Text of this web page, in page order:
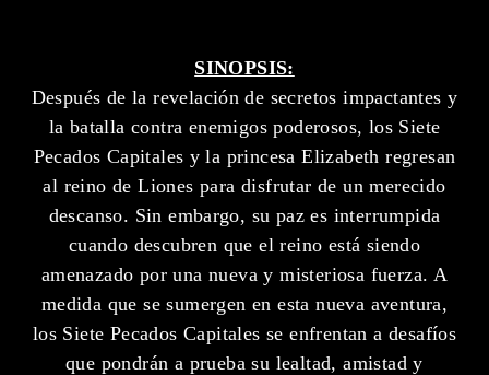
SINOPSIS:
Después de la revelación de secretos impactantes y
la batalla contra enemigos poderosos, los Siete
Pecados Capitales y la princesa Elizabeth regresan
al reino de Liones para disfrutar de un merecido
descanso. Sin embargo, su paz es interrumpida
cuando descubren que el reino está siendo
amenazado por una nueva y misteriosa fuerza. A
medida que se sumergen en esta nueva aventura,
los Siete Pecados Capitales se enfrentan a desafíos
que pondrán a prueba su lealtad, amistad y